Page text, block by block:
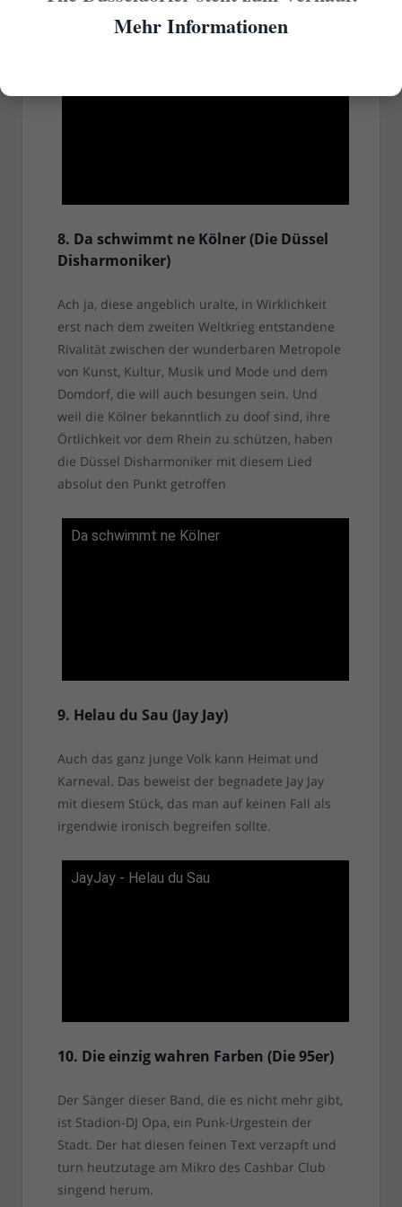
8. Da schwimmt ne Kölner (Die Düssel
Disharmoniker)
Ach ja, diese angeblich uralte, in Wirklichkeit
erst nach dem zweiten Weltkrieg entstandene
Rivalität zwischen der wunderbaren Metropole
von Kunst, Kultur, Musik und Mode und dem
Domdorf, die will auch besungen sein. Und
weil die Kölner bekanntlich zu doof sind, ihre
Örtlichkeit vor dem Rhein zu schützen, haben
die Düssel Disharmoniker mit diesem Lied
absolut den Punkt getroffen
Da schwimmt ne Kölner
9. Helau du Sau (Jay Jay)
Auch das ganz junge Volk kann Heimat und
Karneval. Das beweist der begnadete Jay Jay
mit diesem Stück, das man auf keinen Fall als
irgendwie ironisch begreifen sollte.
JayJay - Helau du Sau
10. Die einzig wahren Farben (Die 95er)
Der Sänger dieser Band, die es nicht mehr gibt,
ist Stadion-DJ Opa, ein Punk-Urgestein der
Stadt. Der hat diesen feinen Text verzapft und
turn heutzutage am Mikro des Cashbar Club
singend herum.
Mehr Informationen